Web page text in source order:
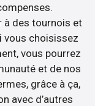
à des tournois et
vous choisissez
vous pourrez
et de nos
grâce à ça,
avec d’autres